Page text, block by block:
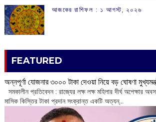
আজকের রাশিফল :‌ ‌‌১ আগস্ট, ২০২৬
FEATURED
অন্নপূর্ণা যোজনার ৩০০০ টাকা দেওয়া নিয়ে বড় ঘোষণা
সমকালীন প্রতিবেদন : রাজ্যের লক্ষ লক্ষ মহিলার দীর্ঘ অপেক্ষার
মাসিক কিস্তির টাকা প্রদান সংক্রান্ত একটি অত্যন্...